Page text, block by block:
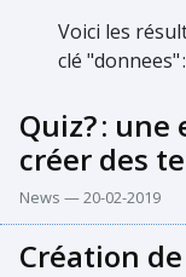
Voici les
clé "donnees":
Quiz?: une
créer des
News — 20-02-2019
Création